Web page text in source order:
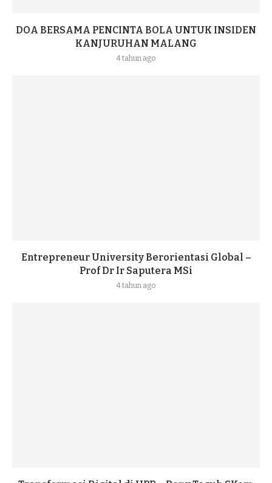
DOA BERSAMA PENCINTA BOLA UNTUK INSIDEN
KANJURUHAN MALANG
4 tahun ago
Entrepreneur University Berorientasi Global –
Prof Dr Ir Saputera MSi
4 tahun ago